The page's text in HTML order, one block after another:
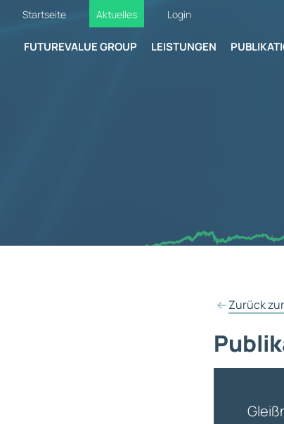
Startseite Aktuelles Login
FUTUREVALUE GROUP LEISTUNGEN
Zurück